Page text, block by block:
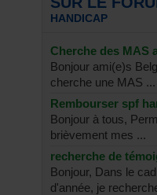
HANDICAP
Cherche des MAS
Bonjour ami(e)s
cherche une MAS ...
Rembourser spf
Bonjour à tous,
brièvement mes ...
recherche de
Bonjour, Dans le
d'année, je